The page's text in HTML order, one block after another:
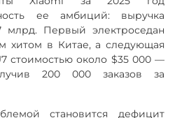
ее амбиций: выручка
млрд. Первый электроседан
хитом в Китае, а следующая
стоимостью около $35 000 —
200 000 заказов за
становится дефицит